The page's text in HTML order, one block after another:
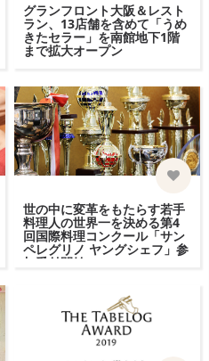
グランフロント大阪＆レスト
ラン、13店舗を含めて「うめ
きたセラー」を南館地下1階
まで拡大オープン
世の中に変革をもたらす若手
料理人の世界一を決める第4
回国際料理コンクール「サン
ペレグリノ ヤングシェフ」参
加受付開始